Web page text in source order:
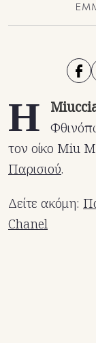
H
τον οίκο Miu
Παρισιού.
Δείτε ακόμη:
Chanel